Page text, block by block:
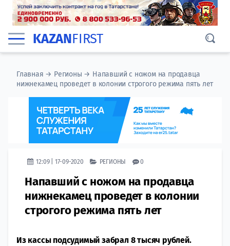
KAZANFIRST
Главная → Регионы → Напавший с ножом на продавца
нижнекамец проведет в колонии строгого режима пять лет
12:09 | 17-09-2020 РЕГИОНЫ 0
Напавший с ножом на продавца
нижнекамец проведет в колонии
строгого режима пять лет
Из кассы подсудимый забрал 8 тысяч рублей.